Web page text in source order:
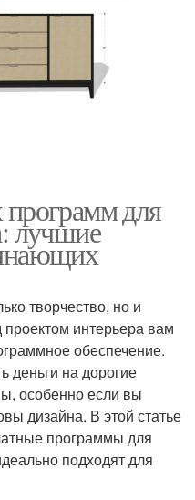
для
лучшие
творчество, но и
интерьера вам
обеспечение.
деньги на дорогие
особенно если вы
дизайна. В этой статье
программы для
подходят для